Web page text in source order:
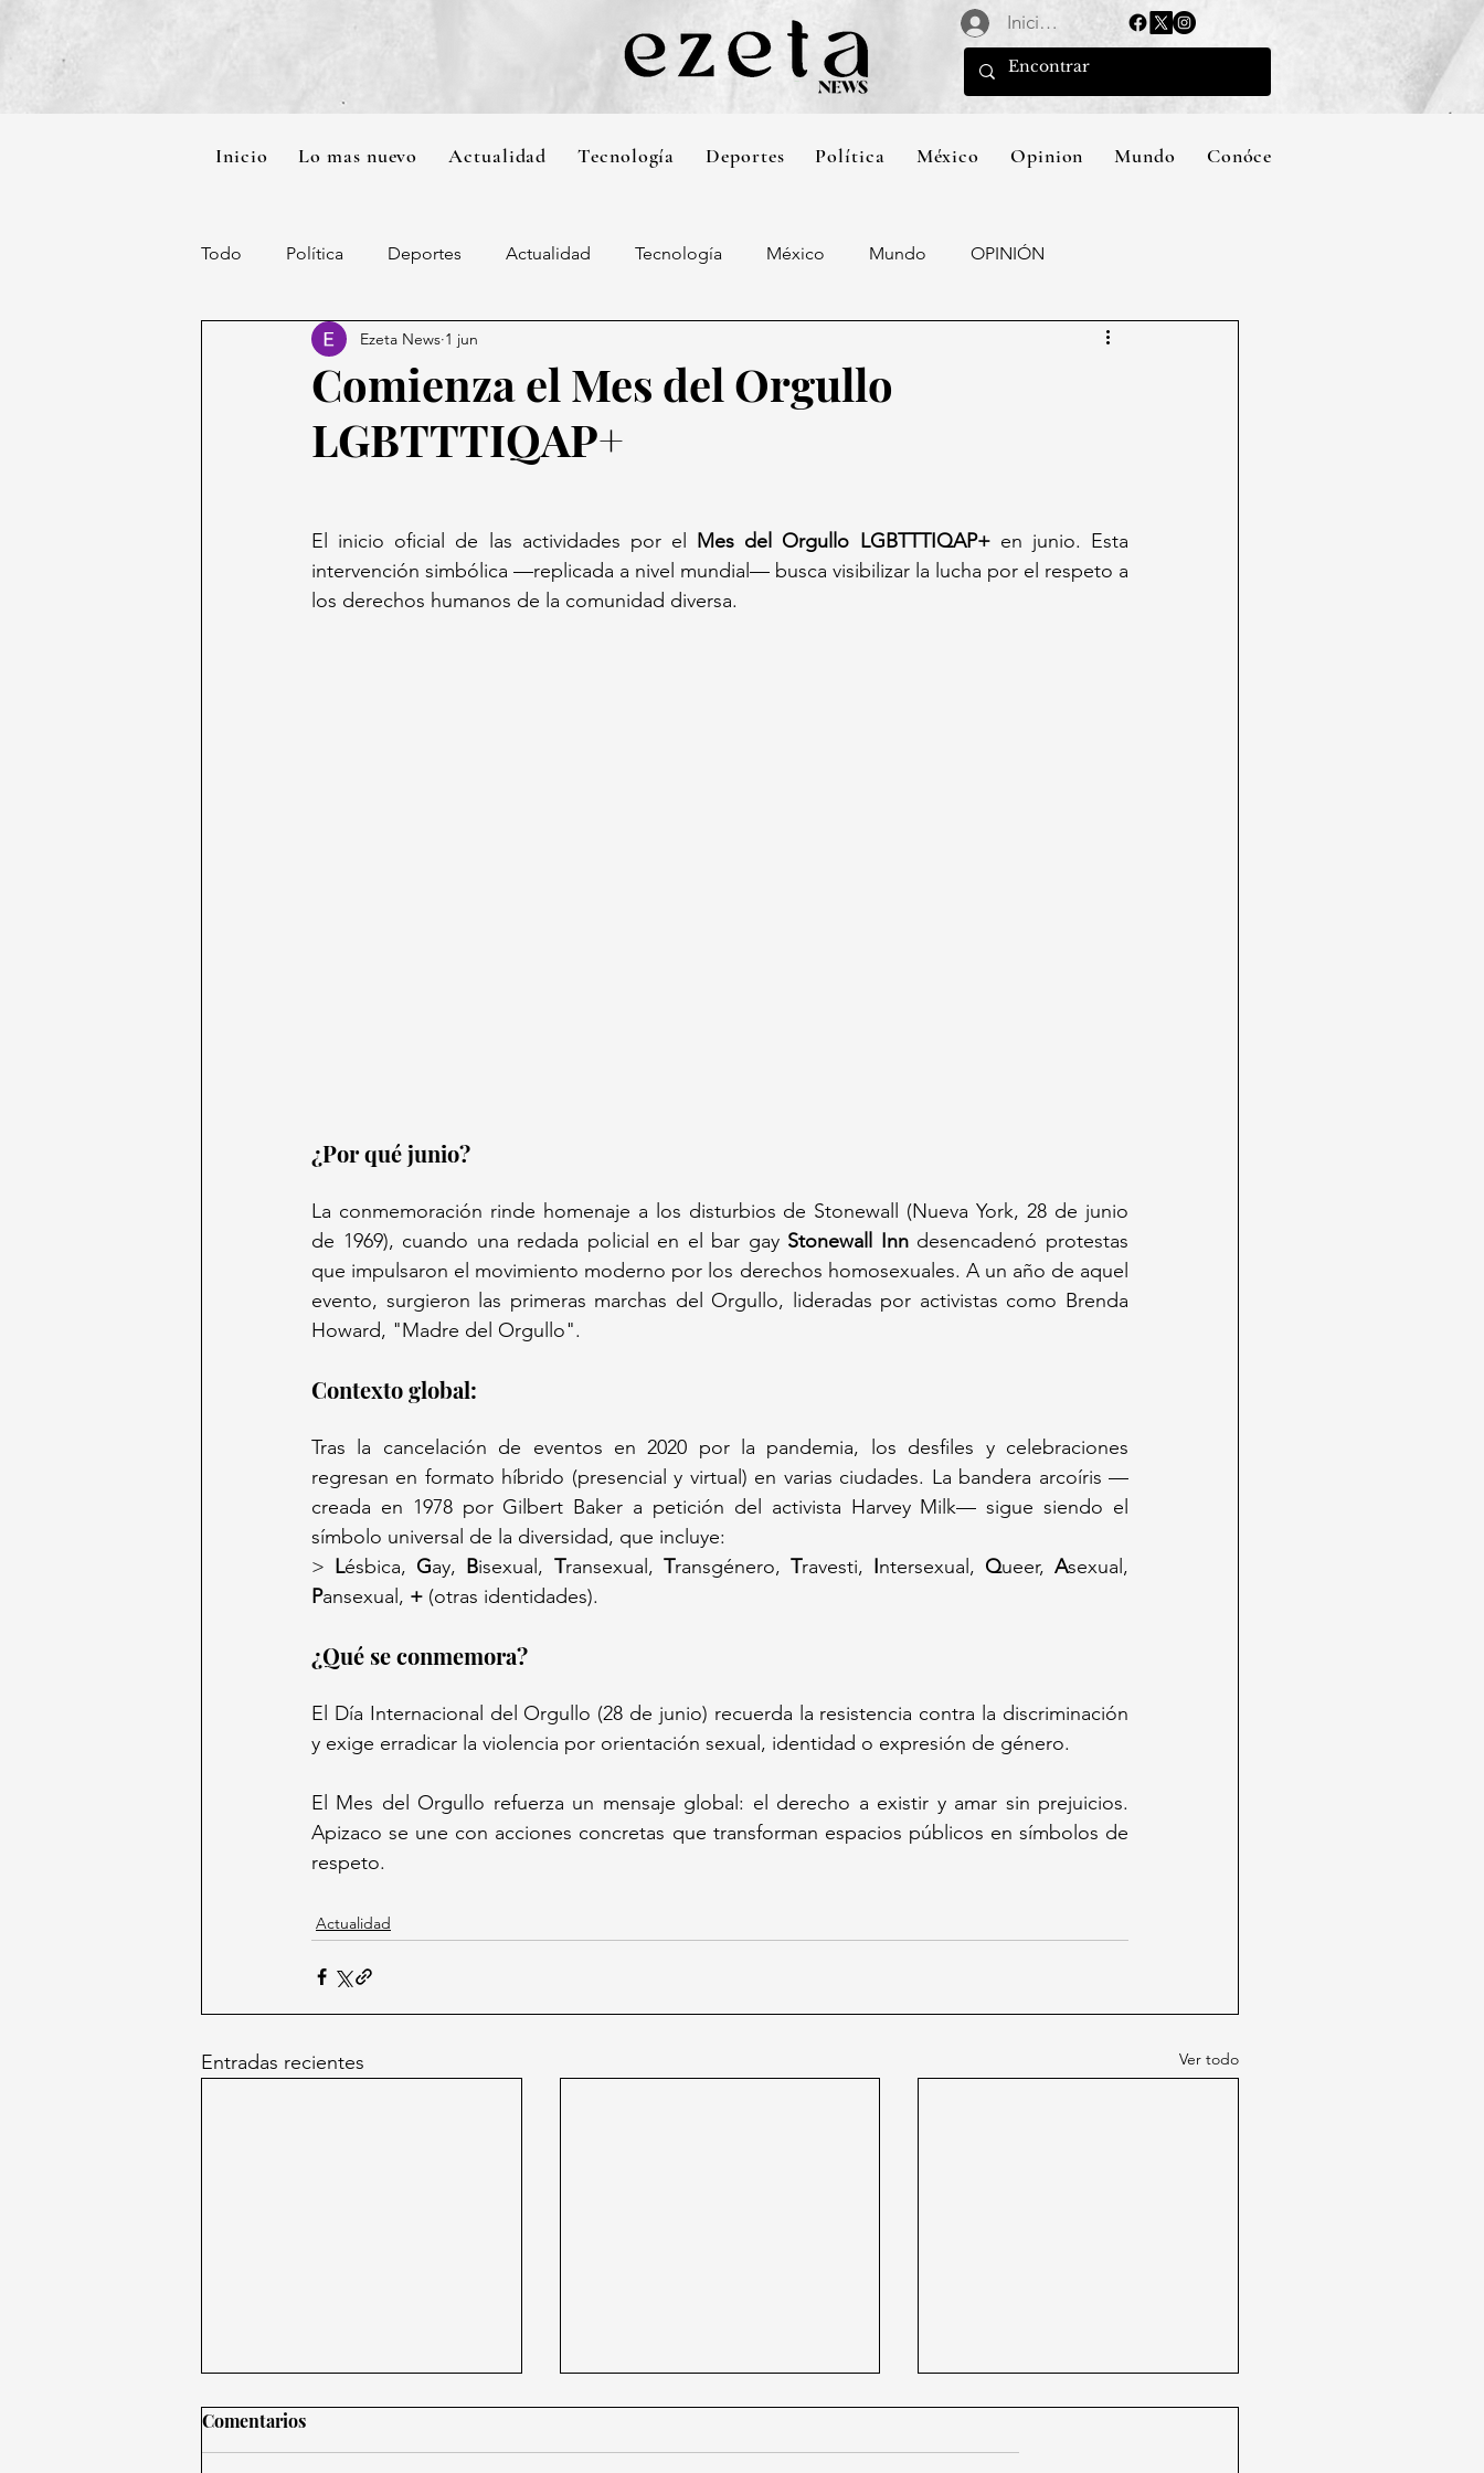
Iniciar sesión
Inicio Lo mas nuevo Actualidad Tecnología Deportes Política México Opinion Mundo Conócenos
Todo Política Deportes Actualidad Tecnología México Mundo OPINIÓN
Comienza el Mes del Orgullo
LGBTTTIQAP+
Ezeta News 1 jun
El inicio oficial de las actividades por el Mes del Orgullo LGBTTTIQAP+ en junio. Esta
intervención simbólica —replicada a nivel mundial— busca visibilizar la lucha por el respeto a
los derechos humanos de la comunidad diversa.
¿Por qué junio?
La conmemoración rinde homenaje a los disturbios de Stonewall (Nueva York, 28 de junio
de 1969), cuando una redada policial en el bar gay Stonewall Inn desencadenó protestas
que impulsaron el movimiento moderno por los derechos homosexuales. A un año de aquel
evento, surgieron las primeras marchas del Orgullo, lideradas por activistas como Brenda
Howard, "Madre del Orgullo".
Contexto global:
Tras la cancelación de eventos en 2020 por la pandemia, los desfiles y celebraciones
regresan en formato híbrido (presencial y virtual) en varias ciudades. La bandera arcoíris —
creada en 1978 por Gilbert Baker a petición del activista Harvey Milk— sigue siendo el
símbolo universal de la diversidad, que incluye:
> Lésbica, Gay, Bisexual, Transexual, Transgénero, Travesti, Intersexual, Queer, A
Pansexual, + (otras identidades).
¿Qué se conmemora?
El Día Internacional del Orgullo (28 de junio) recuerda la resistencia contra la discriminación
y exige erradicar la violencia por orientación sexual, identidad o expresión de género.
El Mes del Orgullo refuerza un mensaje global: el derecho a existir y amar sin prejuicios.
Apizaco se une con acciones concretas que transforman espacios públicos en símbolos de
respeto.
Actualidad
Entradas recientes Ver todo
Comentarios